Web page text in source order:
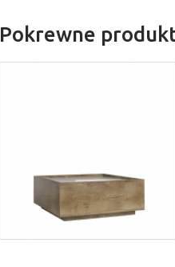
Pokrewne